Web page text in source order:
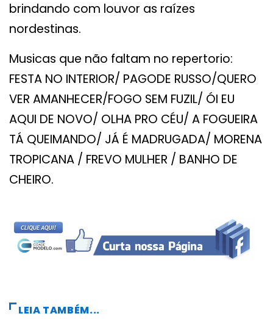
brindando com louvor as raízes
nordestinas.
Musicas que não faltam no repertorio:
FESTA NO INTERIOR/ PAGODE RUSSO/QUERO
VER AMANHECER/FOGO SEM FUZIL/ ÓI EU
AQUI DE NOVO/ OLHA PRO CÉU/ A FOGUEIRA
TÁ QUEIMANDO/ JÁ É MADRUGADA/ MORENA
TROPICANA / FREVO MULHER / BANHO DE
CHEIRO.
LEIA TAMBÉM...